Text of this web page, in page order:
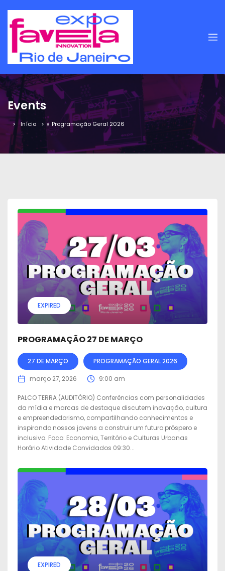
Events
Início » Programação Geral 2026
EXPIRED
PROGRAMAÇÃO 27 DE MARÇO
27 DE MARÇO PROGRAMAÇÃO GERAL 2026
março 27, 2026 9:00 am
PALCO TERRA (AUDITÓRIO) Conferências com personalidades
da mídia e marcas de destaque discutem inovação, cultura
e empreendedorismo, compartilhando conhecimentos e
inspirando nossos jovens a construir um futuro próspero e
inclusivo. Foco: Economia, Território e Culturas Urbanas
Horário Atividade Convidados 09:30...
EXPIRED